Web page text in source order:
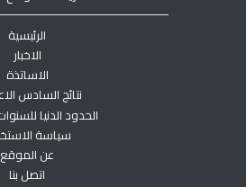
الرئيسية
الاخبار
الاساتذة
نتائج السادس
الحدود الدنيا للسنوات
سياسة
عن الموقع
اتصل بنا